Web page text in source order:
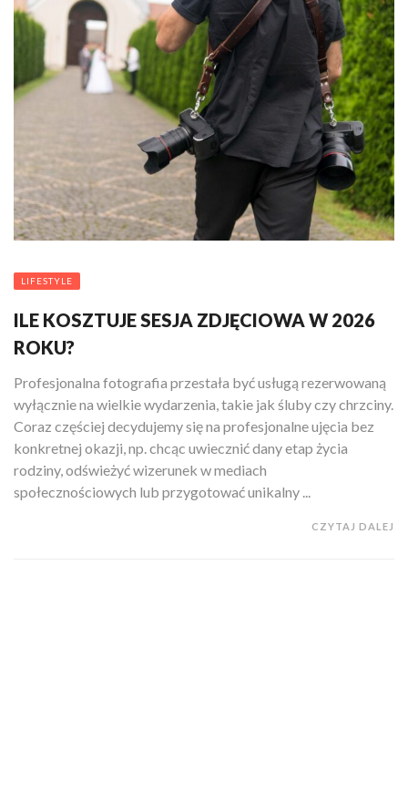
LIFESTYLE
ILE KOSZTUJE SESJA ZDJĘCIOWA W 2026
ROKU?
Profesjonalna fotografia przestała być usługą rezerwowaną
wyłącznie na wielkie wydarzenia, takie jak śluby czy chrzciny.
Coraz częściej decydujemy się na profesjonalne ujęcia bez
konkretnej okazji, np. chcąc uwiecznić dany etap życia
rodziny, odświeżyć wizerunek w mediach
społecznościowych lub przygotować unikalny ...
CZYTAJ DALEJ